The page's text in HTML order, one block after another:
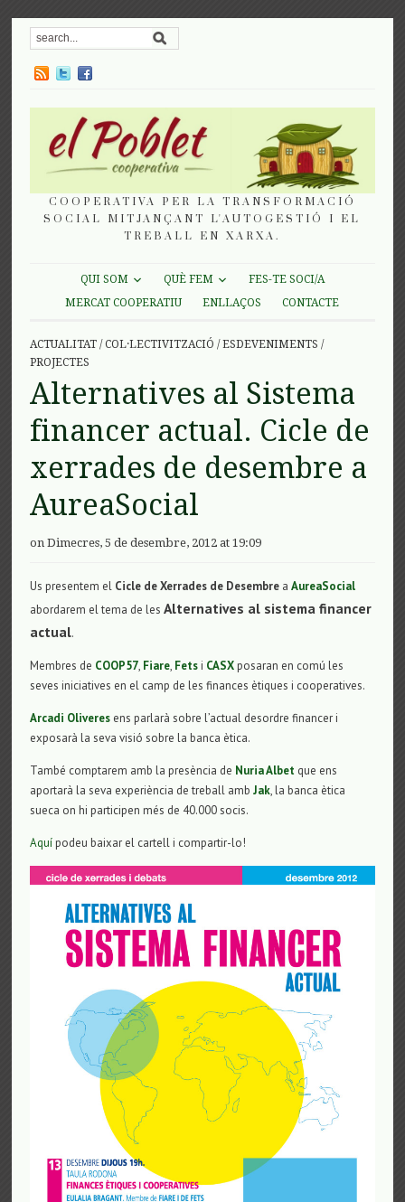
COOPERATIVA PER LA TRANSFORMACIÓ
SOCIAL MITJANÇANT L'AUTOGESTIÓ I EL
TREBALL EN XARXA.
QUI SOM QUÈ FEM
FES-TE SOCI/A
MERCAT COOPERATIU
ENLLAÇOS CONTACTE
ACTUALITAT /COL·LECTIVITZACIÓ /ESDEVENIMENTS /
PROJECTES
Alternatives al Sistema
financer actual. Cicle de
xerrades de desembre a
AureaSocial
on Dimecres, 5 de desembre, 2012 at 19:09
Us presentem el Cicle de Xerrades de Desembre aAureaSocial
abordarem el tema de lesAlternatives al sistema financer
actual.
Membres de COOP57, Fiare, Fetsi CASXposaran en comú les
seves iniciatives en el camp de les finances ètiques i cooperatives.
Arcadi Oliveres ens parlarà sobre l’actual desordre financer i
exposarà la seva visió sobre la banca ètica.
També comptarem amb la presència de Nuria Albet que ens
aportarà la seva experiència de treball ambJak, la banca ètica
sueca on hi participen més de 40.000 socis.
Aquípodeu baixar el cartell i compartir-lo!